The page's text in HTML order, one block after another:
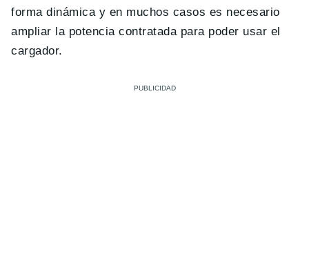
forma dinámica y en muchos casos es necesario
ampliar la potencia contratada para poder usar el
cargador.